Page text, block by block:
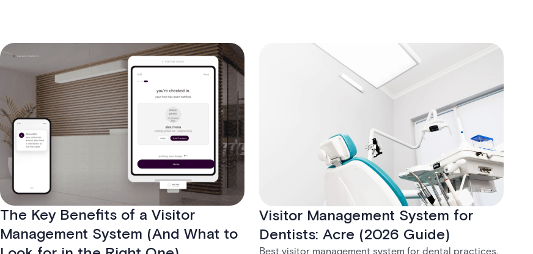
The Key Benefits of a Visitor
Management System (And What to
Visitor Management System for
Dentists: Acre (2026 Guide)
Best visitor management system for dental practices.